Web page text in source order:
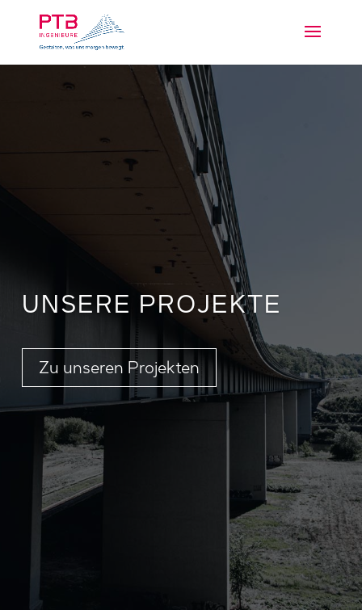
UNSERE PROJEKTE
Zu unseren Projekten